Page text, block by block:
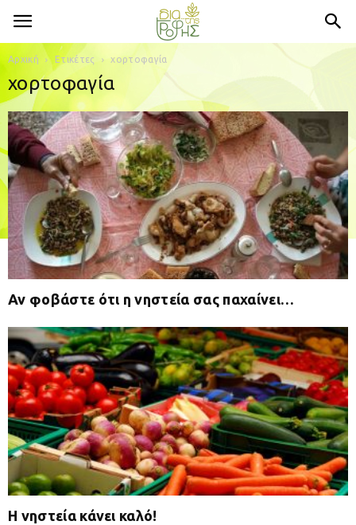
Αρχική Ετικέτες χορτοφαγία
χορτοφαγία
Αν φοβάστε ότι η νηστεία σας παχαίνει…
Η νηστεία κάνει καλό!